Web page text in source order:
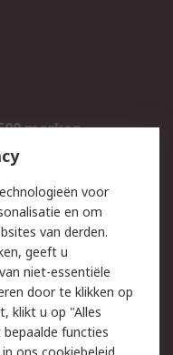
merken
veiligheid
voor
en om
van derden.
geeft u
niet-essentiële
door te klikken op
klikt u op "Alles
functies